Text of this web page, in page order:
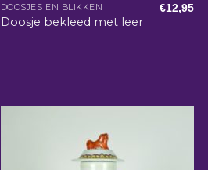
DOOSJES EN BLIKKEN
Doosje bekleed met leer
€12,95